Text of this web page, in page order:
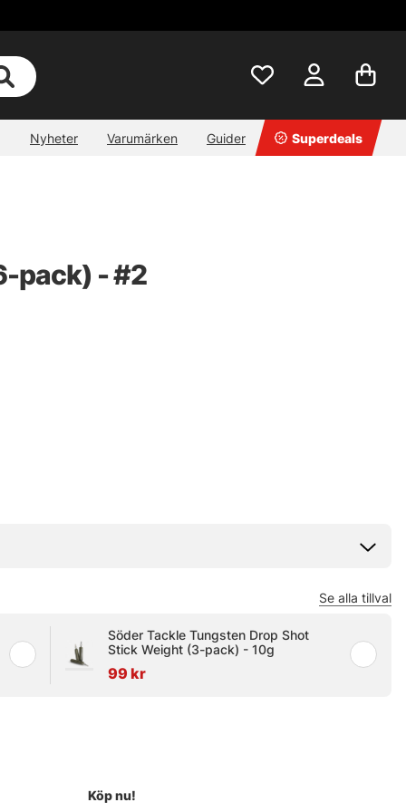
Nyheter Varumärken Guider Superdeals
pack) - #2
Se alla tillval
Söder Tackle Tungsten Drop Shot
Stick Weight (3-pack) - 10g
99 kr
Köp nu!